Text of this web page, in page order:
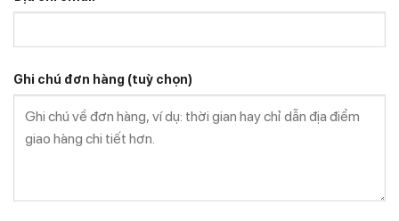
Ghi chú đơn hàng (tuỳ chọn)